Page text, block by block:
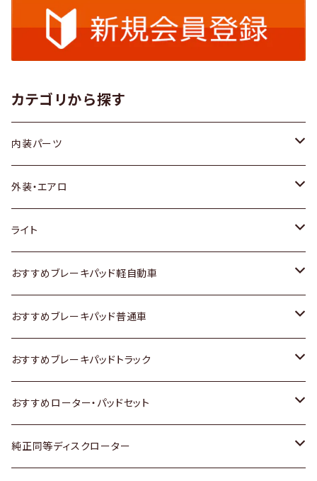
カテゴリから探す
内装パーツ
トヨタ
ホンダ
スズキ
日産
いすゞ
ダイハツ
マツダ
外装・エアロ
トヨタ
ホンダ
スズキ
日産
いすゞ
ダイハツ
ライト
トヨタ
スズキ
日産
いすゞ
ダイハツ
おすすめブレーキパッド軽自動車
トヨタ
ホンダ
スズキ
日産
おすすめブレーキパッド普通車
トヨタ
ホンダ
スズキ
おすすめブレーキパッドトラック
トヨタ
日産
おすすめローター・パッドセット
トヨタ
純正同等ディスクローター